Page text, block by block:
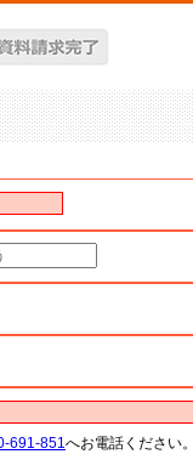
691-851へお電話ください